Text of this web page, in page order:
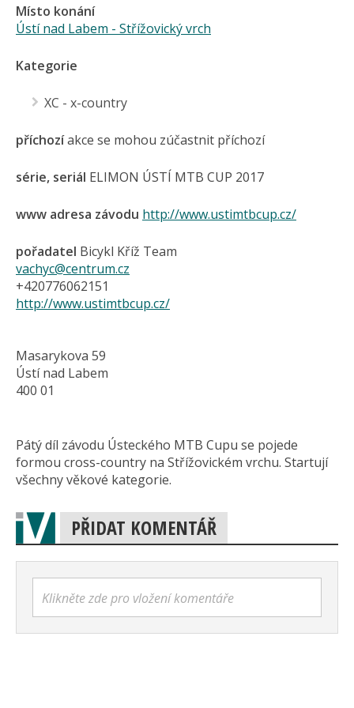
Místo konání
Ústí nad Labem - Střížovický vrch
Kategorie
XC - x-country
příchozíakce se mohou zúčastnit příchozí
série, seriál ELIMON ÚSTÍ MTB CUP 2017
www adresa závodu http://www.ustimtbcup.cz/
pořadatel Bicykl Kříž Team
vachyc@centrum.cz
+420776062151
http://www.ustimtbcup.cz/
Masarykova 59
Ústí nad Labem
400 01
Pátý díl závodu Ústeckého MTB Cupu se pojede
formou cross-country na Střížovickém vrchu. Startují
všechny věkové kategorie.
PŘIDAT KOMENTÁŘ
Klikněte zde pro vložení komentáře